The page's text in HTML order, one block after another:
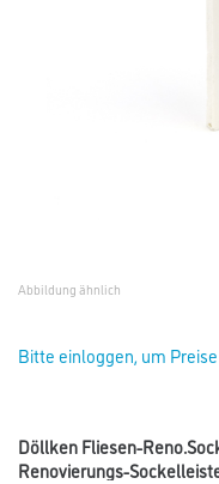
Abbildung ähnlich
Bitte einloggen, um
Döllken Fliesen-
Renovierungs-